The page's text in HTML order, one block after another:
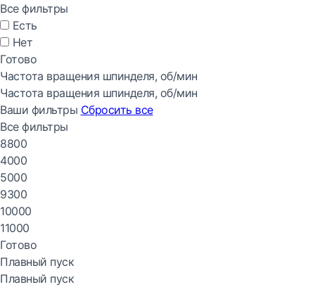
Все фильтры
Есть
Нет
Готово
Частота вращения шпинделя, об/мин
Частота вращения шпинделя, об/мин
Ваши фильтры Сбросить все
Все фильтры
8800
4000
5000
9300
10000
11000
Готово
Плавный пуск
Плавный пуск